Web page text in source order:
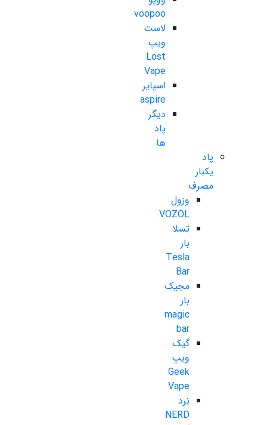
voopoo
لاست
ویپ
Lost
Vape
اسپایر
aspire
دیگر
پاد
ها
پاد
یکبار
مصرف
وزول
VOZOL
تسلا
بار
Tesla
Bar
مجیک
بار
magic
bar
گیک
ویپ
Geek
Vape
نِرد
NERD